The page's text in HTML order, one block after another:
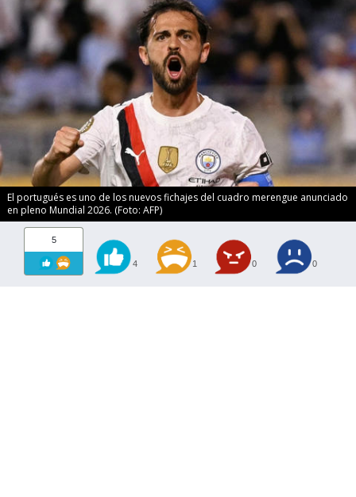
El portugués es uno de los nuevos fichajes del cuadro merengue anunciado
en pleno Mundial 2026. (Foto: AFP)
5
4 1 0 0